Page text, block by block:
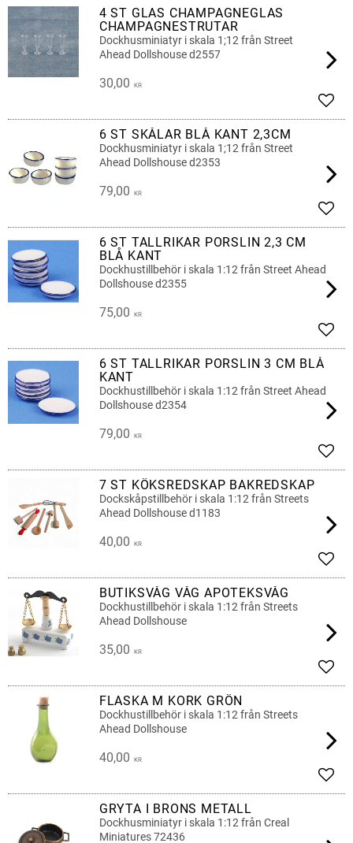
4 ST GLAS CHAMPAGNEGLAS
CHAMPAGNESTRUTAR
Dockhusminiatyr i skala 1;12 från Street
Ahead Dollshouse d2557
30,00 KR
6 ST SKÅLAR BLÅ KANT 2,3CM
Dockhusminiatyr i skala 1;12 från Street
Ahead Dollshouse d2353
79,00 KR
6 ST TALLRIKAR PORSLIN 2,3 CM
BLÅ KANT
Dockhustillbehör i skala 1:12 från Street Ahead
Dollshouse d2355
75,00 KR
6 ST TALLRIKAR PORSLIN 3 CM BLÅ
KANT
Dockhustillbehör i skala 1:12 från Street Ahead
Dollshouse d2354
79,00 KR
7 ST KÖKSREDSKAP BAKREDSKAP
Dockskåpstillbehör i skala 1:12 från Streets
Ahead Dollshouse d1183
40,00 KR
BUTIKSVÅG VÅG APOTEKSVÅG
Dockhustillbehör i skala 1:12 från Streets
Ahead Dollshouse
35,00 KR
FLASKA M KORK GRÖN
Dockhustillbehör i skala 1:12 från Streets
Ahead Dollshouse
40,00 KR
GRYTA I BRONS METALL
Dockhusminiatyr i skala 1:12 från Creal
Miniatures 72436